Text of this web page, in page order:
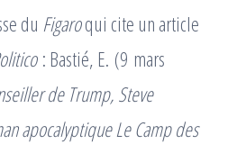
du Figaroqui cite un article
: Bastié, E. (9 mars
de Trump, Steve
apocalyptique Le Camp des